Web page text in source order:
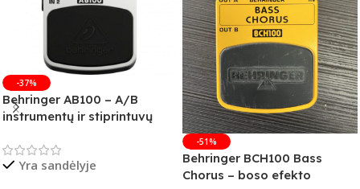
-37%
Behringer AB100 – A/B
instrumentų ir stiprintuvų
Yra sandėlyje
-51%
Behringer BCH100 Bass
Chorus – boso efekto